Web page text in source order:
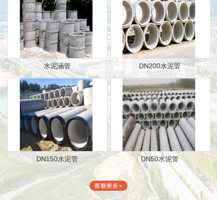
水泥涵管 DN200水泥管
DN150水泥管 DN50水泥管